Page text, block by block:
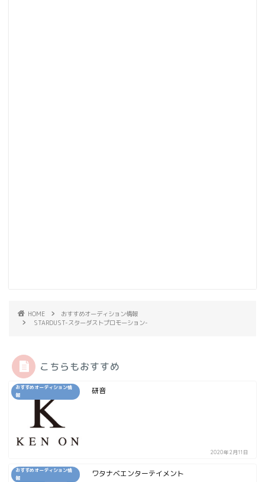
HOME
おすすめオーディション情報
STARDUST-スターダストプロモーション-
こちらもおすすめ
おすすめオーディション情
報
研音
2020年2月11日
おすすめオーディション情
報
ワタナベエンターテイメント